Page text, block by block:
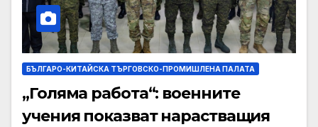
БЪЛГАРО-КИТАЙСКА ТЪРГОВСКО-ПРОМИШЛЕНА ПАЛАТА
„Голяма работа“: военните
учения показват нарастващия